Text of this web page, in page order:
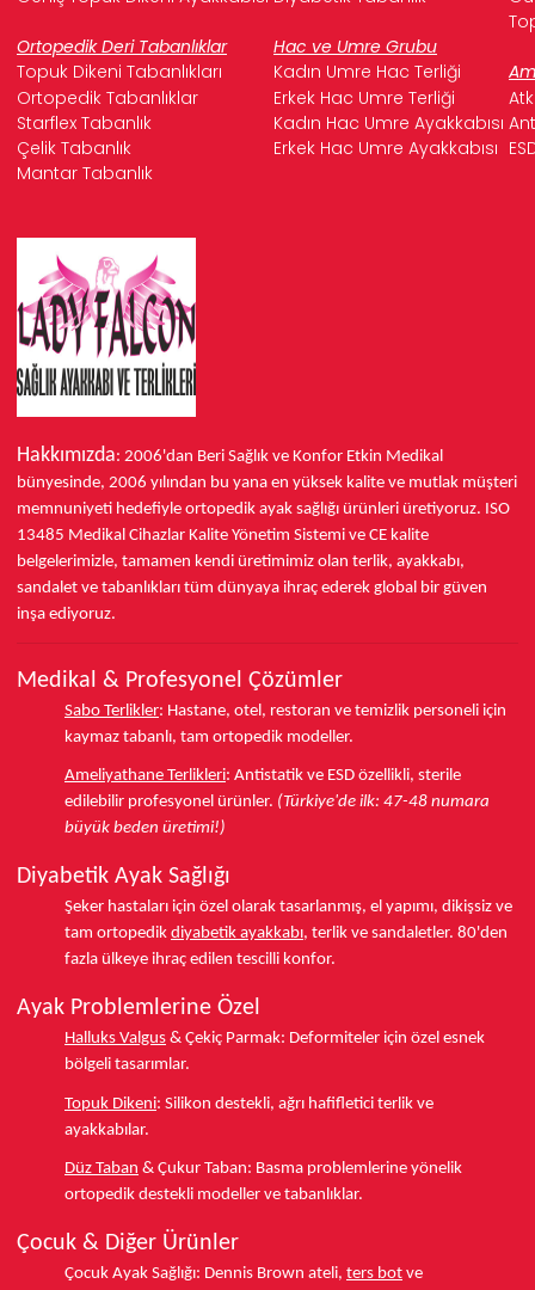
Ortopedik Deri Tabanlıklar
Hac ve Umre Grubu
Topuk Dikeni Tabanlıkları
Kadın Umre Hac Terliği
Ortopedik Tabanlıklar
Erkek Hac Umre Terliği
Starflex Tabanlık
Kadın Hac Umre Ayakkabısı
Çelik Tabanlık
Erkek Hac Umre Ayakkabısı
Mantar Tabanlık
Hakkımızda: 2006'dan Beri Sağlık ve Konfor Etkin Medikal
bünyesinde, 2006 yılından bu yana en yüksek kalite ve mutlak müşteri
memnuniyeti hedefiyle ortopedik ayak sağlığı ürünleri üretiyoruz. ISO
13485 Medikal Cihazlar Kalite Yönetim Sistemi ve CE kalite
belgelerimizle, tamamen kendi üretimimiz olan terlik, ayakkabı,
sandalet ve tabanlıkları tüm dünyaya ihraç ederek global bir güven
inşa ediyoruz.
Medikal & Profesyonel Çözümler
Sabo Terlikler: Hastane, otel, restoran ve temizlik personeli için
kaymaz tabanlı, tam ortopedik modeller.
Ameliyathane Terlikleri: Antistatik ve ESD özellikli, sterile
edilebilir profesyonel ürünler. (Türkiye'de ilk: 47-48 numara
büyük beden üretimi!)
Diyabetik Ayak Sağlığı
Şeker hastaları için özel olarak tasarlanmış, el yapımı, dikişsiz ve
tam ortopedik diyabetik ayakkabı, terlik ve sandaletler. 80'den
fazla ülkeye ihraç edilen tescilli konfor.
Ayak Problemlerine Özel
Halluks Valgus & Çekiç Parmak: Deformiteler için özel esnek
bölgeli tasarımlar.
Topuk Dikeni: Silikon destekli, ağrı hafifletici terlik ve
ayakkabılar.
Düz Taban & Çukur Taban: Basma problemlerine yönelik
ortopedik destekli modeller ve tabanlıklar.
Çocuk & Diğer Ürünler
Çocuk Ayak Sağlığı: Dennis Brown ateli, ters bot ve